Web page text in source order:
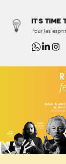
IT'S TIME
Pour les